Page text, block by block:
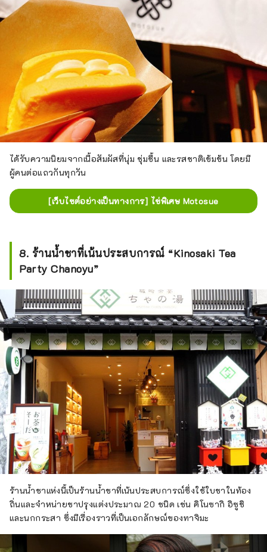
ได้รับความนิยมจากเนื้อสัมผัสที่นุ่ม ชุ่มชื้น และรสชาติเข้มข้น โดยมี
ผู้คนต่อแถวกันทุกวัน
[เว็บไซต์อย่างเป็นทางการ] ไข่พิเศษ Motosue
8. ร้านน้ำชาที่เน้นประสบการณ์ “Kinosaki Tea
Party Chanoyu”
ร้านน้ำชาแห่งนี้เป็นร้านน้ำชาที่เน้นประสบการณ์ซึ่งใช้ใบชาในท้อง
ถิ่นและจำหน่ายชาปรุงแต่งประมาณ 20 ชนิด เช่น คิโนซากิ อิซูชิ
และนกกระสา ซึ่งมีเรื่องราวที่เป็นเอกลักษณ์ของทาจิมะ